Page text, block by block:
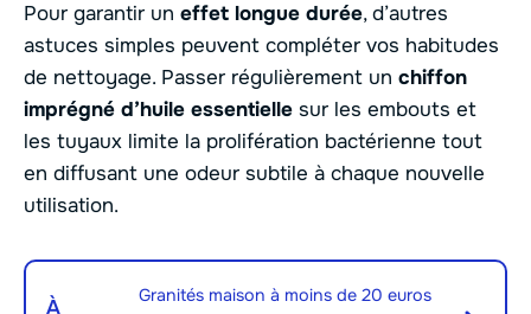
Pour garantir un effet longue durée, d’autres
astuces simples peuvent compléter vos habitudes
de nettoyage. Passer régulièrement un chiffon
imprégné d’huile essentielle sur les embouts et
les tuyaux limite la prolifération bactérienne tout
en diffusant une odeur subtile à chaque nouvelle
utilisation.
À
Granités maison à moins de 20 euros